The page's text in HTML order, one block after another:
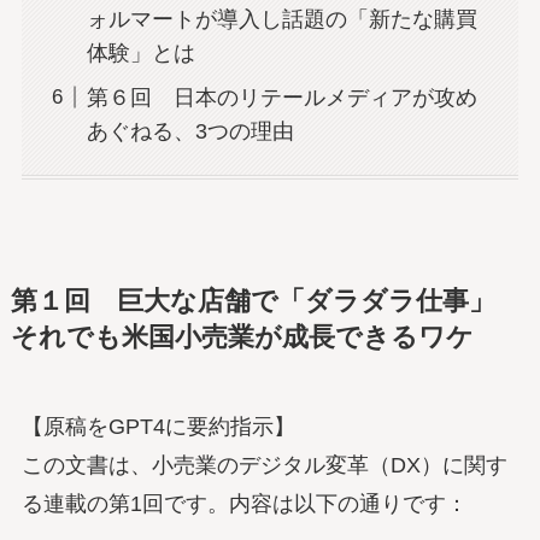
ォルマートが導入し話題の「新たな購買
体験」とは
第６回 日本のリテールメディアが攻め
あぐねる、3つの理由
第１回
巨大な店舗で「ダラダラ仕事」
それでも米国小売業が成長できるワケ
【原稿をGPT4に要約指示】
この文書は、小売業のデジタル変革（DX）に関す
る連載の第1回です。内容は以下の通りです：